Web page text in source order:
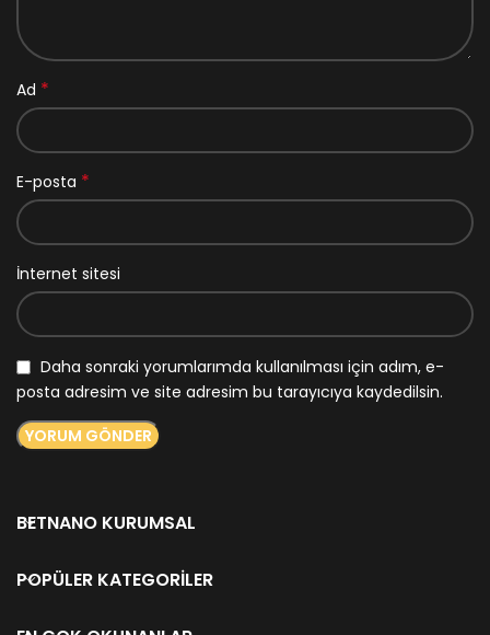
Ad *
E-posta *
İnternet sitesi
Daha sonraki yorumlarımda kullanılması için adım, e-
posta adresim ve site adresim bu tarayıcıya kaydedilsin.
BETNANO KURUMSAL
POPÜLER KATEGORILER